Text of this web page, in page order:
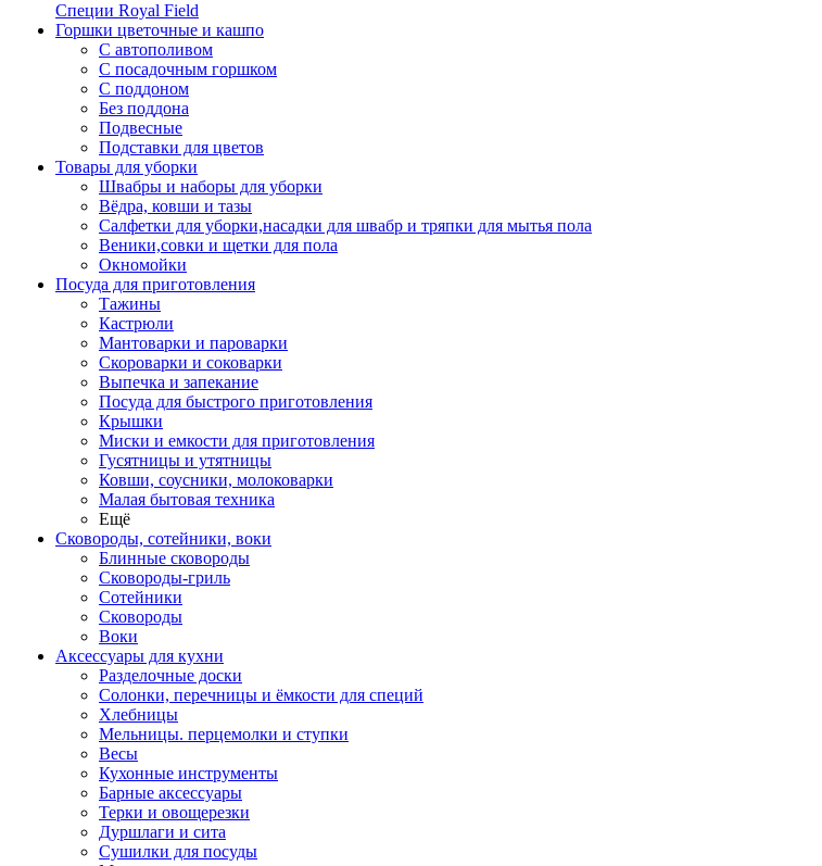
Специи Royal Field
Горшки цветочные и кашпо
С автополивом
С посадочным горшком
С поддоном
Без поддона
Подвесные
Подставки для цветов
Товары для уборки
Швабры и наборы для уборки
Вёдра, ковши и тазы
Салфетки для уборки,насадки для швабр и тряпки для мытья пола
Веники,совки и щетки для пола
Окномойки
Посуда для приготовления
Тажины
Кастрюли
Мантоварки и пароварки
Скороварки и соковарки
Выпечка и запекание
Посуда для быстрого приготовления
Крышки
Миски и емкости для приготовления
Гусятницы и утятницы
Ковши, соусники, молоковарки
Малая бытовая техника
Ещё
Сковороды, сотейники, воки
Блинные сковороды
Сковороды-гриль
Сотейники
Сковороды
Воки
Аксессуары для кухни
Разделочные доски
Солонки, перечницы и ёмкости для специй
Хлебницы
Мельницы. перцемолки и ступки
Весы
Кухонные инструменты
Барные аксессуары
Терки и овощерезки
Дуршлаги и сита
Сушилки для посуды